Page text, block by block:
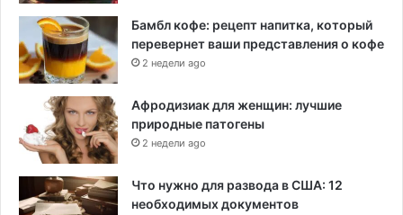
Бамбл кофе: рецепт напитка, который
перевернет ваши представления о кофе
2 недели ago
Афродизиак для женщин: лучшие
природные патогены
2 недели ago
Что нужно для развода в США: 12
необходимых документов